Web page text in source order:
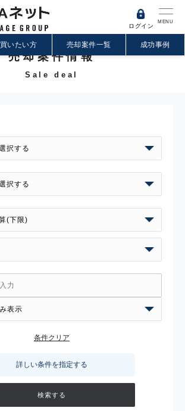
MENU
ログイン
買いたい方 売却案件一覧 成功事例
売却案件情報
Sale deal
条件クリア
詳しい条件を指定する